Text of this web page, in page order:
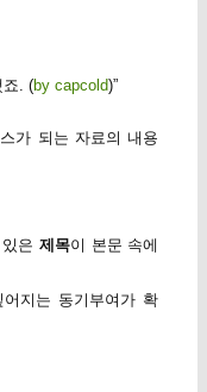
죠. (by capcold)”
가 되는 자료의 내용
은 제목이 본문 속에
지는 동기부여가 확